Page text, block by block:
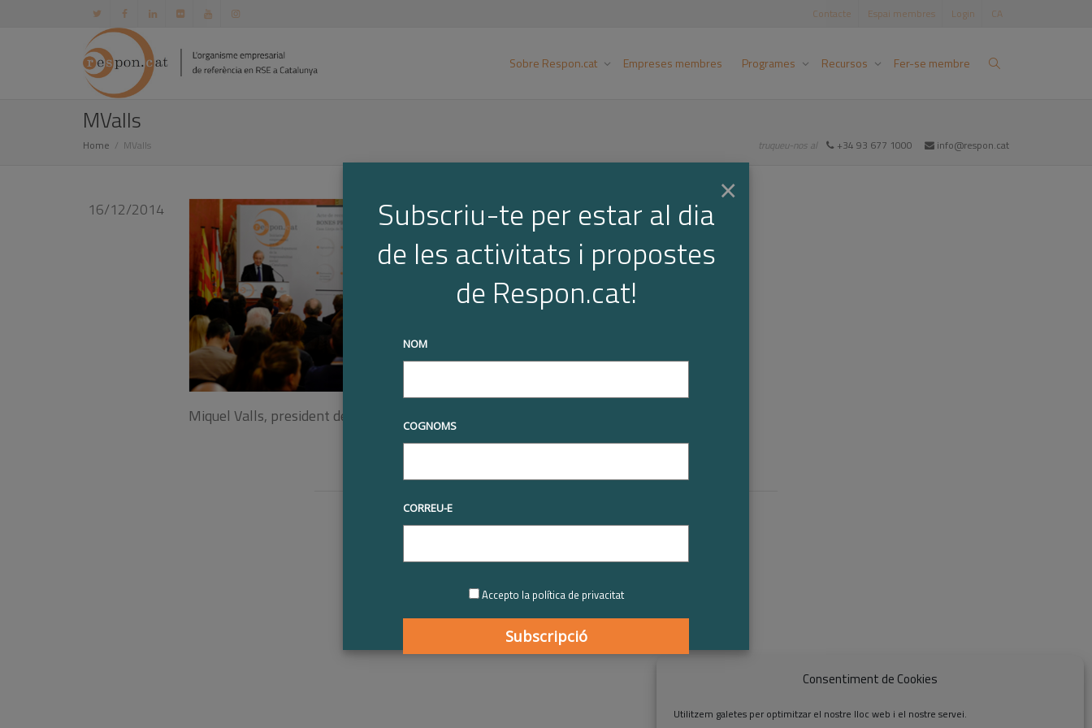
Consentiment de Cookies
Utilitzem galetes per optimitzar el nostre lloc web i el nostre servei.
Contacte Espai membres Login CA
Sobre Respon.cat Empreses membres Programes Recursos Fer-se membre
MValls
Home MValls truqueu-nos al +34 93 677 1000 info@respon.cat
16/12/2014
Miquel Valls, president del Consell de Cambres de Comerç de Catalunya
×
Subscriu-te per estar al dia
de les activitats i propostes
de Respon.cat!
NOM
COGNOMS
CORREU-E
Accepto la política de privacitat